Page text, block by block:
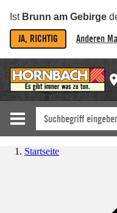
Ist Brunn am Gebirge
JA, RICHTIG Anderen
Startseite